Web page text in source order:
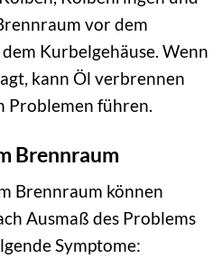
vor dem
Kurbelgehäuse. Wenn
kann Öl verbrennen
Problemen führen.
Brennraum
Brennraum können
Ausmaß des Problems
Symptome: